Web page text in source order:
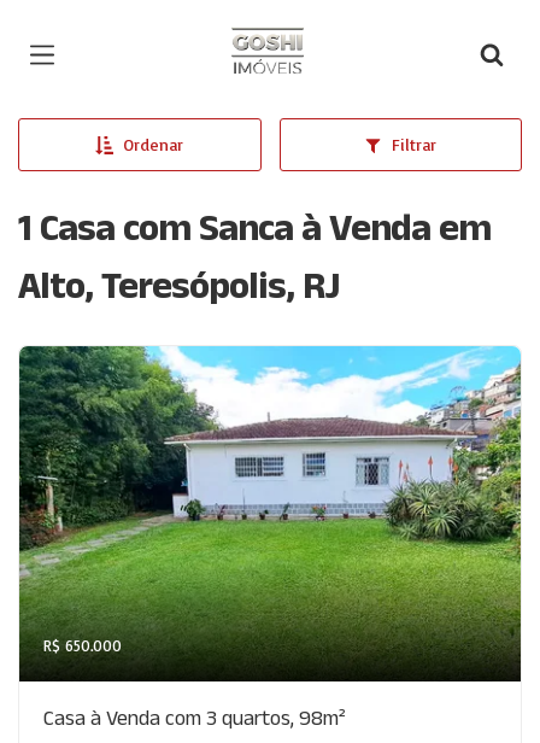
Página inicial
Ordenar Filtrar
1 Casa com Sanca à Venda em
Alto, Teresópolis, RJ
R$ 650.000
Casa à Venda com 3 quartos, 98m²